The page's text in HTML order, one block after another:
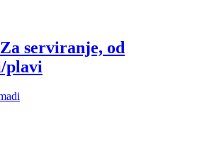
Za serviranje, od
plavi